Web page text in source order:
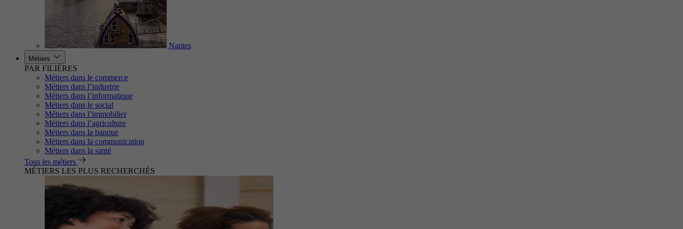
Nantes
Métiers
PAR FILIÈRES
Métiers dans le commerce
Métiers dans l’industrie
Métiers dans l’informatique
Métiers dans le social
Métiers dans l’immobilier
Métiers dans l’agriculture
Métiers dans la banque
Métiers dans la communication
Métiers dans la santé
Tous les métiers
MÉTIERS LES PLUS RECHERCHÉS